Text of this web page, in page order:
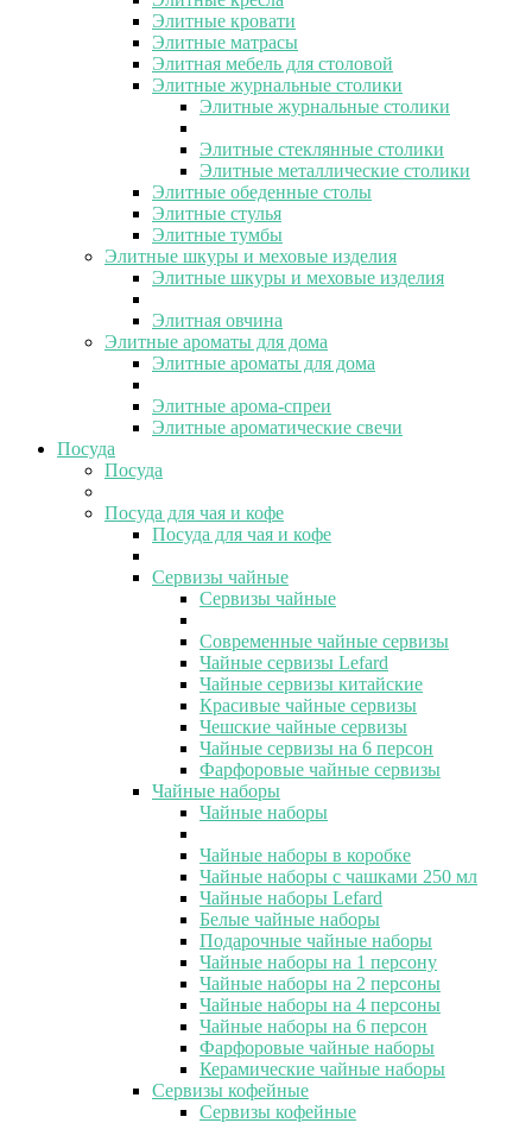
Элитные кровати
Элитные матрасы
Элитная мебель для столовой
Элитные журнальные столики
Элитные журнальные столики
Элитные стеклянные столики
Элитные металлические столики
Элитные обеденные столы
Элитные стулья
Элитные тумбы
Элитные шкуры и меховые изделия
Элитные шкуры и меховые изделия
Элитная овчина
Элитные ароматы для дома
Элитные ароматы для дома
Элитные арома-спреи
Элитные ароматические свечи
Посуда
Посуда
Посуда для чая и кофе
Посуда для чая и кофе
Сервизы чайные
Сервизы чайные
Современные чайные сервизы
Чайные сервизы Lefard
Чайные сервизы китайские
Красивые чайные сервизы
Чешские чайные сервизы
Чайные сервизы на 6 персон
Фарфоровые чайные сервизы
Чайные наборы
Чайные наборы
Чайные наборы в коробке
Чайные наборы с чашками 250 мл
Чайные наборы Lefard
Белые чайные наборы
Подарочные чайные наборы
Чайные наборы на 1 персону
Чайные наборы на 2 персоны
Чайные наборы на 4 персоны
Чайные наборы на 6 персон
Фарфоровые чайные наборы
Керамические чайные наборы
Сервизы кофейные
Сервизы кофейные